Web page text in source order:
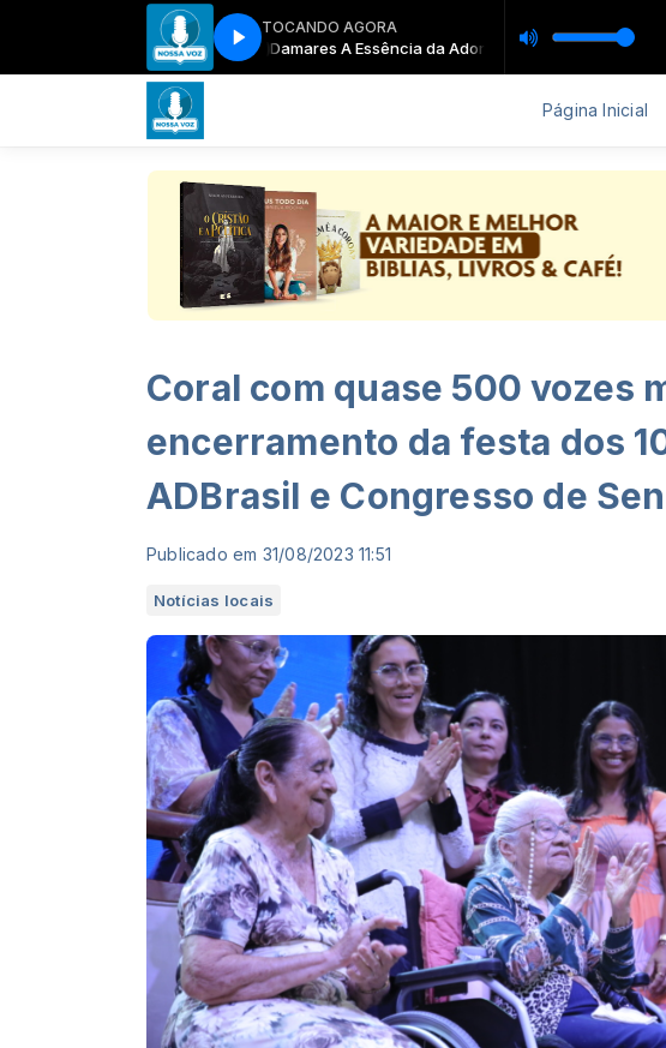
TOCANDO AGORA
Damares A Essência da Adoração (Audioclipe)
Página Inicial
Coral com quase 500 vozes
encerramento da festa dos
ADBrasil e Congresso de
Publicado em 31/08/2023 11:51
Notícias locais